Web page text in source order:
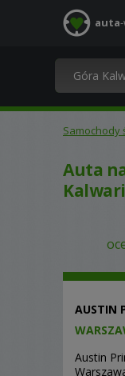
auta
Samochody
Auta
AUSTIN
Austin